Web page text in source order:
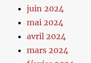
juin 2024
mai 2024
avril 2024
mars 2024